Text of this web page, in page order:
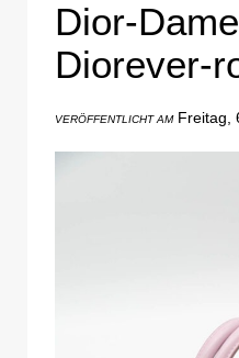
Dior-
Diorever-
VERÖFFENTLICHT AMFreitag,